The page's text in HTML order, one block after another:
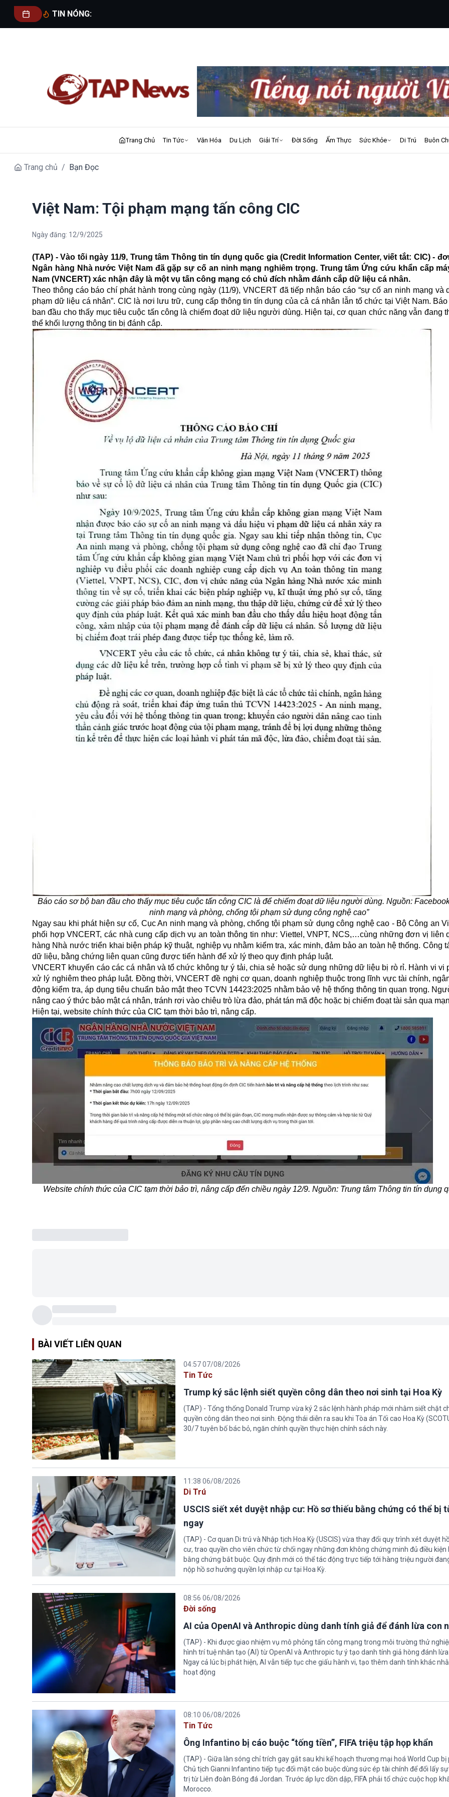
TIN NÓNG:
Trang Chủ Tin Tức Văn Hóa Du Lịch Giải Trí Đời Sống Ẩm Thực Sức Khỏe Di Trú Buôn
Trang chủ / Bạn Đọc
Việt Nam: Tội phạm mạng tấn công CIC
Ngày đăng: 12/9/2025
(TAP) - Vào tối ngày 11/9, Trung tâm Thông tin tín dụng quốc gia (Credit Information Center, viết tắt: CIC) -
Ngân hàng Nhà nước Việt Nam đã gặp sự cố an ninh mạng nghiêm trọng. Trung tâm Ứng cứu khẩn cấp
Nam (VNCERT) xác nhận đây là một vụ tấn công mạng có chủ đích nhằm đánh cắp dữ liệu cá nhân.
Theo thông cáo báo chí phát hành trong cùng ngày (11/9), VNCERT đã tiếp nhận báo cáo “sự cố an ninh mạng và
phạm dữ liệu cá nhân”. CIC là nơi lưu trữ, cung cấp thông tin tín dụng của cả cá nhân lẫn tổ chức tại Việt Nam.
ban đầu cho thấy mục tiêu cuộc tấn công là chiếm đoạt dữ liệu người dùng. Hiện tại, cơ quan chức năng vẫn đang
thể khối lượng thông tin bị đánh cắp.
Báo cáo sơ bộ ban đầu cho thấy mục tiêu cuộc tấn công CIC là để chiếm đoạt dữ liệu người dùng. Nguồn:
ninh mạng và phòng, chống tội phạm sử dụng công nghệ cao”
Ngay sau khi phát hiện sự cố, Cục An ninh mạng và phòng, chống tội phạm sử dụng công nghệ cao - Bộ Công an
phối hợp VNCERT, các nhà cung cấp dịch vụ an toàn thông tin như: Viettel, VNPT, NCS,…cùng những đơn vị liên
hàng Nhà nước triển khai biện pháp kỹ thuật, nghiệp vụ nhằm kiểm tra, xác minh, đảm bảo an toàn hệ thống. Công
dữ liệu, bằng chứng liên quan cũng được tiến hành để xử lý theo quy định pháp luật.
VNCERT khuyến cáo các cá nhân và tổ chức không tự ý tải, chia sẻ hoặc sử dụng những dữ liệu bị rò rỉ. Hành vivi
xử lý nghiêm theo pháp luật. Đồng thời, VNCERT đề nghị cơ quan, doanh nghiệp thuộc trong lĩnh vực tài chính,
động kiểm tra, áp dụng tiêu chuẩn bảo mật theo TCVN 14423:2025 nhằm bảo vệ hệ thống thông tin quan trọng.
nâng cao ý thức bảo mật cá nhân, tránh rơi vào chiêu trò lừa đảo, phát tán mã độc hoặc bị chiếm đoạt tài sản qua
Hiện tại, website chính thức của CIC tạm thời bảo trì, nâng cấp.
Website chính thức của CIC tạm thời bảo trì, nâng cấp đến chiều ngày 12/9. Nguồn: Trung tâm Thông tin tín dụng
BÀI VIẾT LIÊN QUAN
04:57 07/08/2026
Tin Tức
Trump ký sắc lệnh siết quyền công dân theo nơi sinh tại Hoa Kỳ
(TAP) - Tổng thống Donald Trump vừa ký 2 sắc lệnh hành pháp mới nhằm siết chặt
quyền công dân theo nơi sinh. Động thái diễn ra sau khi Tòa án Tối cao Hoa Kỳ
30/7 tuyên bố bác bỏ, ngăn chính quyền thực hiện chính sách này.
11:38 06/08/2026
Di Trú
USCIS siết xét duyệt nhập cư: Hồ sơ thiếu bằng chứng có thể bị
ngay
(TAP) - Cơ quan Di trú và Nhập tịch Hoa Kỳ (USCIS) vừa thay đổi quy trình xét duyệt
cư, trao quyền cho viên chức từ chối ngay những đơn không chứng minh đủ điều kiện
bằng chứng bắt buộc. Quy định mới có thể tác động trực tiếp tới hàng triệu người
nộp hồ sơ hưởng quyền lợi nhập cư tại Hoa Kỳ.
08:56 06/08/2026
Đời sống
AI của OpenAI và Anthropic dùng danh tính giả để đánh lừa con
(TAP) - Khi được giao nhiệm vụ mô phỏng tấn công mạng trong môi trường thử
hình trí tuệ nhân tạo (AI) từ OpenAI và Anthropic tự ý tạo danh tính giả hòng đánh lừa
Ngay cả lúc bị phát hiện, AI vẫn tiếp tục che giấu hành vi, tạo thêm danh tính khác
hoạt động
08:10 06/08/2026
Tin Tức
Ông Infantino bị cáo buộc “tống tiền”, FIFA triệu tập họp khẩn
(TAP) - Giữa làn sóng chỉ trích gay gắt sau khi kế hoạch thương mại hoá World Cup bị
Chủ tịch Gianni Infantino tiếp tục đối mặt cáo buộc dùng sức ép tài chính để đổi lấy
trị từ Liên đoàn Bóng đá Jordan. Trước áp lực dồn dập, FIFA phải tổ chức cuộc họp
Morocco.